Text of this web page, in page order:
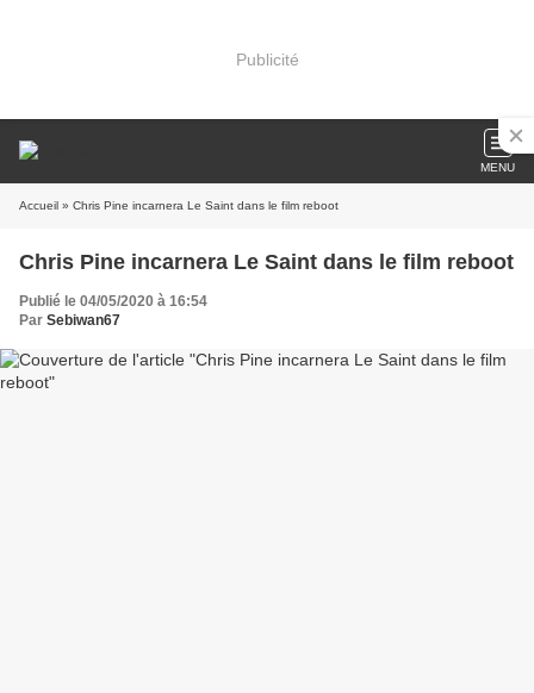
Publicité
MENU
Accueil » Chris Pine incarnera Le Saint dans le film reboot
Chris Pine incarnera Le Saint dans le film reboot
Publié le 04/05/2020 à 16:54
Par Sebiwan67